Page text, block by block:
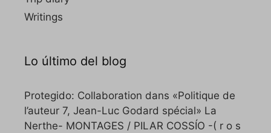
Writings
Lo último del blog
Protegido: Collaboration dans «Politique de
l’auteur 7, Jean-Luc Godard spécial» La
Nerthe- MONTAGES / PILAR COSSÍO -( r o s